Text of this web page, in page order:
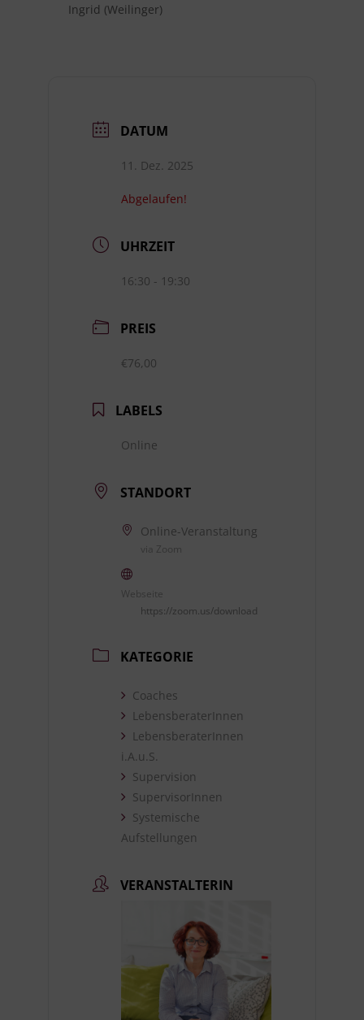
Ingrid (Weilinger)
DATUM
11. Dez. 2025
Abgelaufen!
UHRZEIT
16:30 - 19:30
PREIS
€76,00
LABELS
Online
STANDORT
Online-Veranstaltung
via Zoom
Webseite
https://zoom.us/download
KATEGORIE
Coaches
LebensberaterInnen
LebensberaterInnen
i.A.u.S.
Supervision
SupervisorInnen
Systemische
Aufstellungen
VERANSTALTERIN